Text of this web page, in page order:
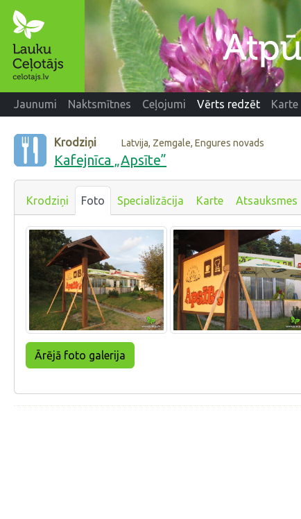
Jaunumi Naktsmītnes Ceļojumi Vērts redzēt Karte
Krodziņi Latvija, Zemgale, Engures novads
Kafejnīca „Apsīte”
Krodziņi Foto Specializācija Karte Atsauksmes
Ārējā foto galerija